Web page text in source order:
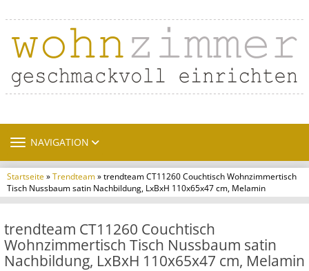
TOGGLE NAVIGATION
NAVIGATION
Startseite»Trendteam» trendteam CT11260 Couchtisch Wohnzimmertisch
Tisch Nussbaum satin Nachbildung, LxBxH 110x65x47 cm, Melamin
trendteam CT11260 Couchtisch
Wohnzimmertisch Tisch Nussbaum satin
Nachbildung, LxBxH 110x65x47 cm, Melamin